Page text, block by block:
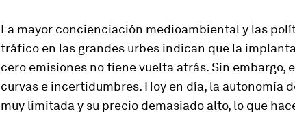
La mayor concienciación medioambiental y las
tráfico en las grandes urbes indican que la
cero emisiones no tiene vuelta atrás. Sin embargo,
curvas e incertidumbres. Hoy en día, la autonomía
muy limitada y su precio demasiado alto, lo que